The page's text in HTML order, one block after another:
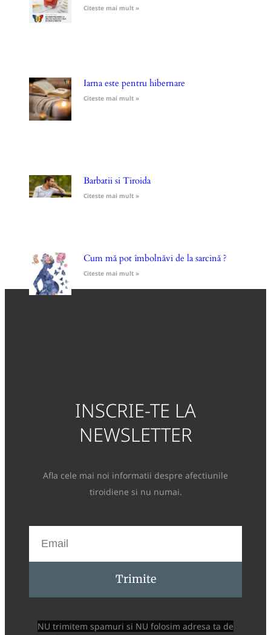
Citeste mai mult »
Iarna este pentru hibernare
Citeste mai mult »
Barbatii si Tiroida
Citeste mai mult »
Cum mă pot îmbolnăvi de la sarcină ?
Citeste mai mult »
INSCRIE-TE LA
NEWSLETTER
Afla cele mai noi informatii despre afectiunile
tiroidiene si nu numai.
Trimite
NU trimitem spamuri si NU folosim adresa ta de